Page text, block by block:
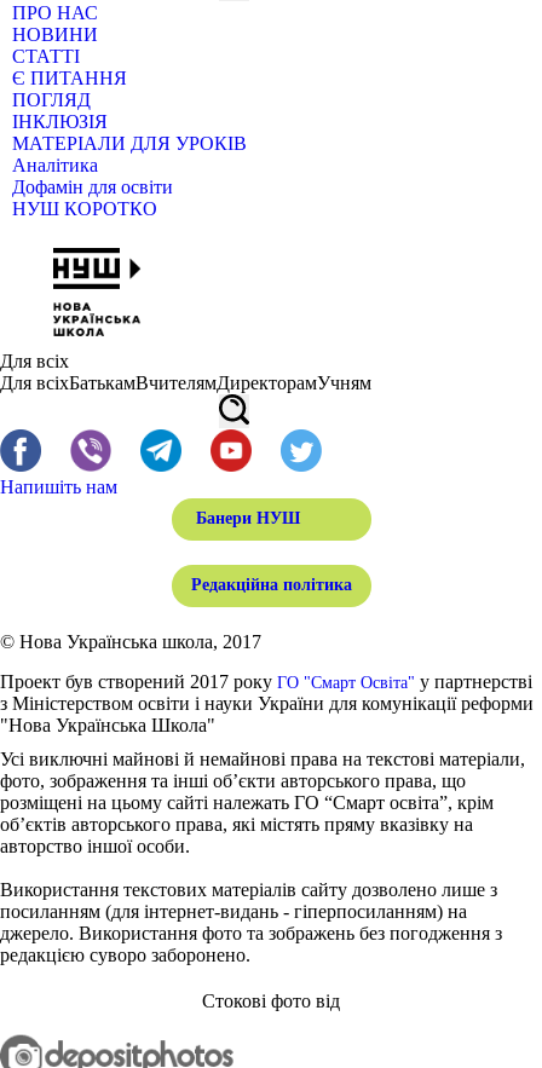
ПРО НАС
НОВИНИ
СТАТТІ
Є ПИТАННЯ
ПОГЛЯД
ІНКЛЮЗІЯ
МАТЕРІАЛИ ДЛЯ УРОКІВ
Аналітика
Дофамін для освіти
НУШ КОРОТКО
Для всіх
Для всіхБатькамВчителямДиректорамУчням
Напишіть нам
Банери НУШ
Редакційна політика
© Нова Українська школа, 2017
Проект був створений 2017 року ГО "Смарт Освіта" у партнерстві
з Міністерством освіти і науки України для комунікації реформи
"Нова Українська Школа"
Усі виключні майнові й немайнові права на текстові матеріали,
фото, зображення та інші об’єкти авторського права, що
розміщені на цьому сайті належать ГО “Смарт освіта”, крім
об’єктів авторського права, які містять пряму вказівку на
авторство іншої особи.
Використання текстових матеріалів сайту дозволено лише з
посиланням (для інтернет-видань - гіперпосиланням) на
джерело. Використання фото та зображень без погодження з
редакцією суворо заборонено.
Стокові фото від